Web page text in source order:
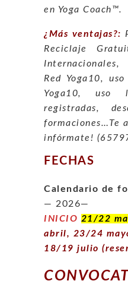
en Yoga Coach™.
¿Más ventajas?:
Reciclaje
Red Yoga10,
Yoga10, uso
registradas,
formaciones…Te
infórmate!
FECHAS
Calendario de
— 2026—
INICIO 21/22
abril, 23/24
18/19 julio